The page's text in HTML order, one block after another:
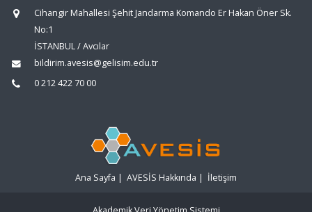
Cihangir Mahallesi Şehit Jandarma Komando Er Hakan Öner Sk.
No:1
İSTANBUL / Avcılar
bildirim.avesis@gelisim.edu.tr
0 212 422 70 00
Ana Sayfa | AVESİS Hakkında | İletişim